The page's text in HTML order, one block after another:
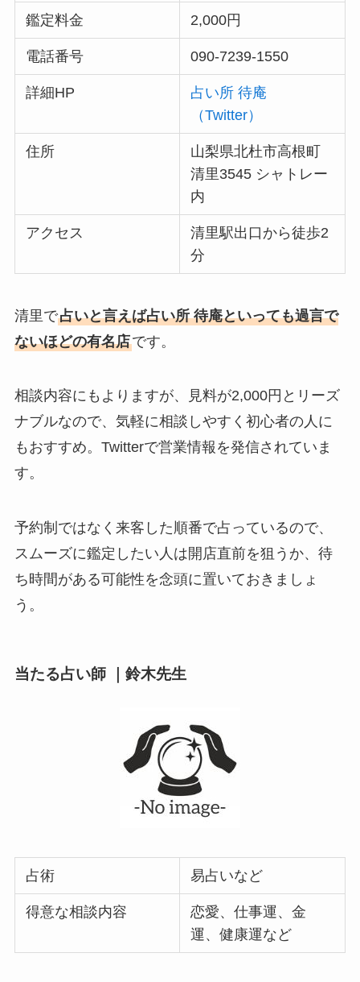
鑑定料金 2,000円
電話番号 090-7239-1550
詳細HP
占い所 待庵
（Twitter）
住所
山梨県北杜市高根町
清里3545 シャトレー
内
アクセス
清里駅出口から徒歩2
分
清里で占いと言えば占い所 待庵といっても過言で
ないほどの有名店です。
相談内容にもよりますが、見料が2,000円とリーズ
ナブルなので、気軽に相談しやすく初心者の人に
もおすすめ。Twitterで営業情報を発信されていま
す。
予約制ではなく来客した順番で占っているので、
スムーズに鑑定したい人は開店直前を狙うか、待
ち時間がある可能性を念頭に置いておきましょ
う。
当たる占い師 ｜鈴木先生
占術 易占いなど
得意な相談内容
恋愛、仕事運、金
運、健康運など